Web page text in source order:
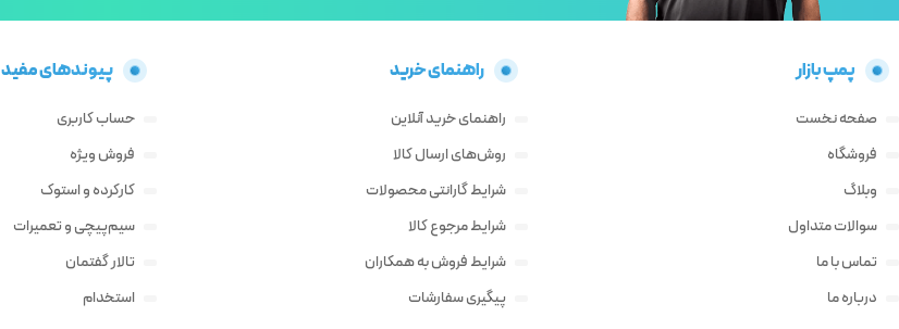
پمپ بازار
صفحه نخست
فروشگاه
وبلاگ
سوالات متداول
تماس با ما
درباره ما
راهنمای خرید
راهنمای خرید آنلاین
روش‌های ارسال کالا
شرایط گارانتی محصولات
شرایط مرجوع کالا
شرایط فروش به همکاران
پیگیری سفارشات
پیوندهای مفید
حساب کاربری
فروش ویژه
کارکرده و استوک
سیم‌پیچی و تعمیرات
تالار گفتمان
استخدام